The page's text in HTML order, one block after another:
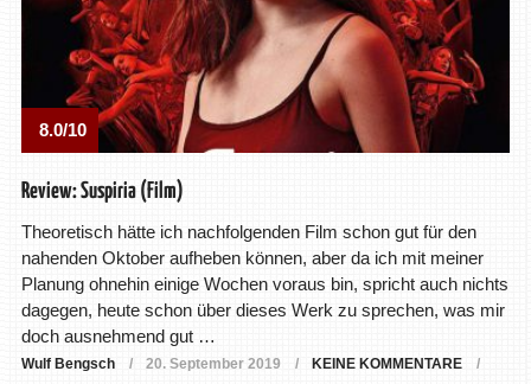
8.0/10
Review: Suspiria (Film)
Theoretisch hätte ich nachfolgenden Film schon gut für den
nahenden Oktober aufheben können, aber da ich mit meiner
Planung ohnehin einige Wochen voraus bin, spricht auch nichts
dagegen, heute schon über dieses Werk zu sprechen, was mir
doch ausnehmend gut …
Wulf Bengsch 20. September 2019
KEINE KOMMENTARE